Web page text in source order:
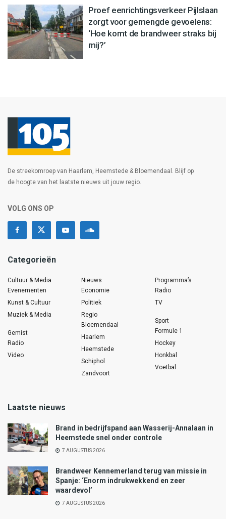
Proef eenrichtingsverkeer Pijlslaan
zorgt voor gemengde gevoelens:
‘Hoe komt de brandweer straks bij
mij?’
De streekomroep van Haarlem, Heemstede & Bloemendaal. Blijf op
de hoogte van het laatste nieuws uit jouw regio.
VOLG ONS OP
Categorieën
Cultuur & Media
Evenementen
Kunst & Cultuur
Muziek & Media
Gemist
Radio
Video
Nieuws
Economie
Politiek
Regio
Bloemendaal
Haarlem
Heemstede
Schiphol
Zandvoort
Programma’s
Radio
TV
Sport
Formule 1
Hockey
Honkbal
Voetbal
Laatste nieuws
Brand in bedrijfspand aan Wasserij-Annalaan in
Heemstede snel onder controle
7 AUGUSTUS 2026
Brandweer Kennemerland terug van missie in
Spanje: ‘Enorm indrukwekkend en zeer
waardevol’
7 AUGUSTUS 2026